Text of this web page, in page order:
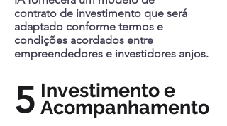
contrato de investimento que será
adaptado conforme termos e
condições acordados entre
empreendedores e investidores anjos.
5 Investimento e
Acompanhamento